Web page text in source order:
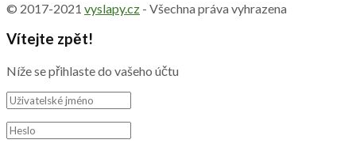
© 2017-2021 vyslapy.cz - Všechna práva vyhrazena
Vítejte zpět!
Níže se přihlaste do vašeho účtu